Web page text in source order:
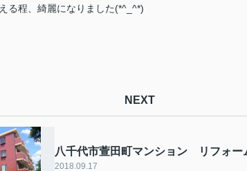
る程、綺麗になりました(*^_^*)
NEXT
八千代市萱田町マンション リフォー
2018.09.17